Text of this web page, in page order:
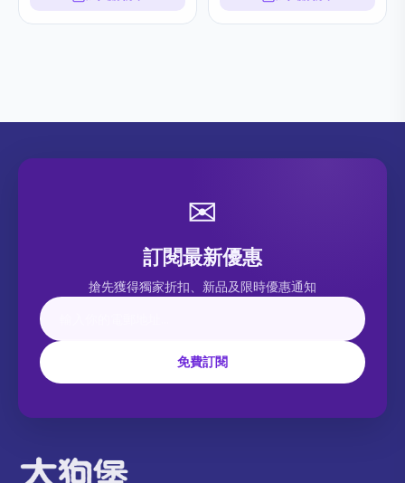
✉
訂閱最新優惠
搶先獲得獨家折扣、新品及限時優惠通知
免費訂閱